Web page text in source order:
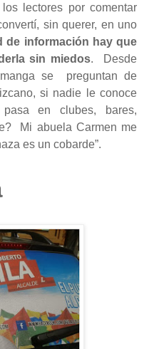
lectores por comentar
sin querer, en uno
de información hay que
sin miedos. Desde
se preguntan de
si nadie le conoce
en clubes, bares,
Mi abuela Carmen me
es un cobarde”.